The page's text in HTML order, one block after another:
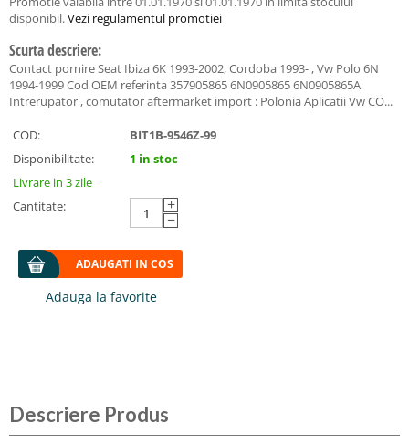
disponibil.Vezi regulamentul promotiei
Scurta descriere:
Contact pornire Seat Ibiza 6K 1993-2002, Cordoba 1993- , Vw Polo 6N
1994-1999 Cod OEM referinta 357905865 6N0905865 6N0905865A
Intrerupator , comutator aftermarket import : Polonia Aplicatii Vw CO...
COD:
BIT1B-9546Z-99
Disponibilitate:
1 in stoc
Livrare in 3 zile
Cantitate:
+
−
ADAUGATI IN COS
Descriere Produs